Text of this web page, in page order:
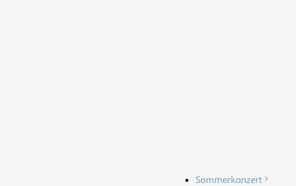
Sommerkonzert